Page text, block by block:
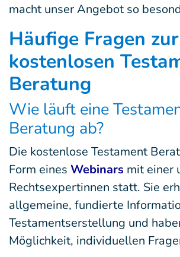
macht unser Angebot so
Häufige Fragen zur
kostenlosen
Beratung
Wie läuft eine
Beratung ab?
Die kostenlose Testament
Form eines Webinars mit einer
Rechtsexpertinnen statt. Sie
allgemeine, fundierte
Testamentserstellung und
Möglichkeit, individuellen